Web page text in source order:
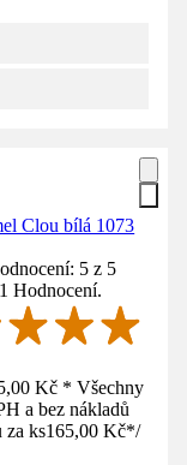
Clou bílá 1073
5 z 5
Hodnocení.
Kč * Všechny
a bez nákladů
za ks165,00 Kč*/